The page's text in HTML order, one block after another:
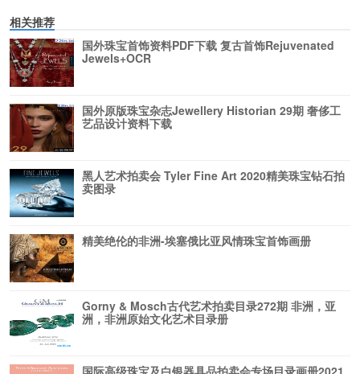
相关推荐
国外珠宝首饰资料PDF下载 复古首饰Rejuvenated
Jewels+OCR
国外原版珠宝杂志Jewellery Historian 29期 奢侈工
艺品设计资料下载
黑人艺术拍卖会 Tyler Fine Art 2020精美珠宝钻石拍
卖图录
精美绝伦的非洲-埃塞俄比亚风情珠宝首饰画册
Gorny & Mosch古代艺术拍卖目录272期 非洲，亚
洲，非洲原始文化艺术目录册